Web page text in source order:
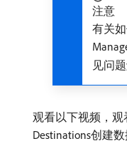
注意
有关
见问
观看以下视频，观
Destinations创建